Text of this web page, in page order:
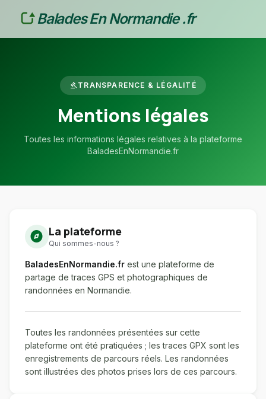
Balades En Normandie .fr
gavelTRANSPARENCE & LÉGALITÉ
Mentions légales
Toutes les informations légales relatives à la plateforme
BaladesEnNormandie.fr
explore La plateforme
Qui sommes-nous ?
BaladesEnNormandie.fr est une plateforme de
partage de traces GPS et photographiques de
randonnées en Normandie.
Toutes les randonnées présentées sur cette
plateforme ont été pratiquées ; les traces GPX sont les
enregistrements de parcours réels. Les randonnées
sont illustrées des photos prises lors de ces parcours.